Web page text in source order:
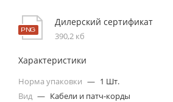
Дилерский сертификат
390,2 кб
Характеристики
Норма упаковки — 1 Шт.
Вид — Кабели и патч-корды